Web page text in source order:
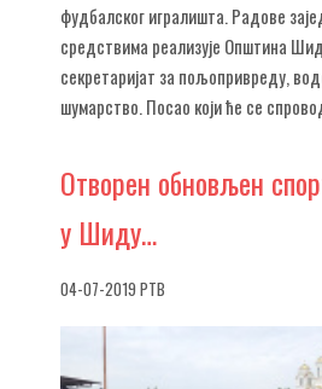
фудбалског игралишта. Радове
средствима реализује Општина
секретаријат за пољопривреду,
шумарство. Посао који ће се
Отворен обновљен
у Шиду…
04-07-2019 РТВ